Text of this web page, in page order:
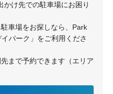
かけ先での駐車場にお困り
車場をお探しなら、Park
パーク」をご利用くださ
まで予約できます（エリア